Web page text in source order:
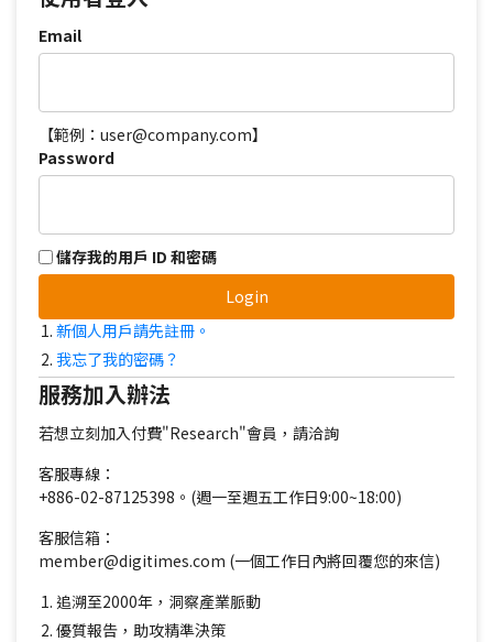
Email
【範例：user@company.com】
Password
儲存我的用戶 ID 和密碼
Login
新個人用戶請先註冊。
我忘了我的密碼？
服務加入辦法
若想立刻加入付費"Research"會員，請洽詢
客服專線：
+886-02-87125398。(週一至週五工作日9:00~18:00)
客服信箱：
member@digitimes.com (一個工作日內將回覆您的來信)
追溯至2000年，洞察產業脈動
優質報告，助攻精準決策